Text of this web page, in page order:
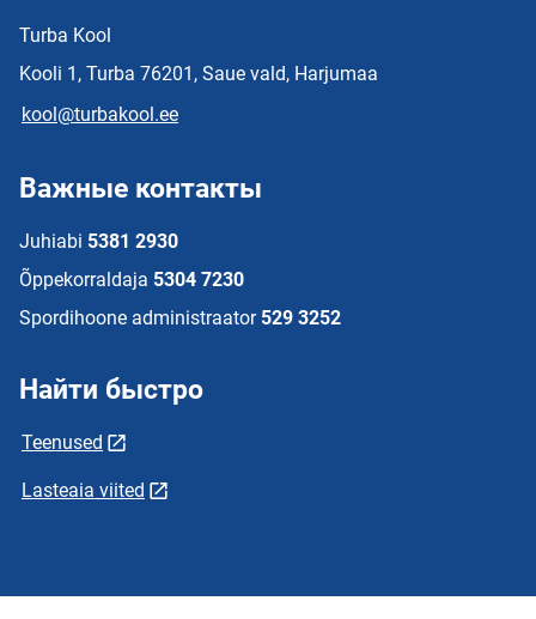
Turba Kool
Kooli 1, Turba 76201, Saue vald, Harjumaa
kool@turbakool.ee
Важные контакты
Juhiabi 5381 2930
Õppekorraldaja 5304 7230
Spordihoone administraator 529 3252
Найти быстро
Teenused
Lasteaia viited